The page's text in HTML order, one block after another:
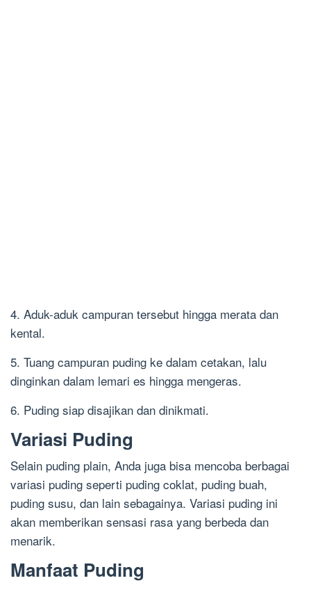
4. Aduk-aduk campuran tersebut hingga merata dan
kental.
5. Tuang campuran puding ke dalam cetakan, lalu
dinginkan dalam lemari es hingga mengeras.
6. Puding siap disajikan dan dinikmati.
Variasi Puding
Selain puding plain, Anda juga bisa mencoba berbagai
variasi puding seperti puding coklat, puding buah,
puding susu, dan lain sebagainya. Variasi puding ini
akan memberikan sensasi rasa yang berbeda dan
menarik.
Manfaat Puding